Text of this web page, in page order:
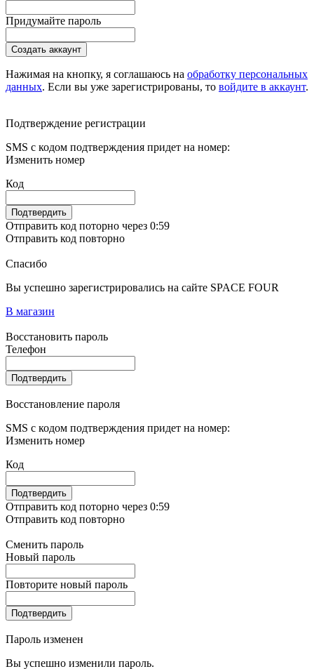
Придумайте пароль
Создать аккаунт
Нажимая на кнопку, я соглашаюсь на обработку персональных
данных. Если вы уже зарегистрированы, то войдите в аккаунт.
Подтверждение регистрации
SMS с кодом подтверждения придет на номер:
Изменить номер
Код
Подтвердить
Отправить код поторно через 0:59
Отправить код повторно
Спасибо
Вы успешно зарегистрировались на сайте SPACE FOUR
В магазин
Восстановить пароль
Телефон
Подтвердить
Восстановление пароля
SMS с кодом подтверждения придет на номер:
Изменить номер
Код
Подтвердить
Отправить код поторно через 0:59
Отправить код повторно
Сменить пароль
Новый пароль
Повторите новый пароль
Подтвердить
Пароль изменен
Вы успешно изменили пароль.